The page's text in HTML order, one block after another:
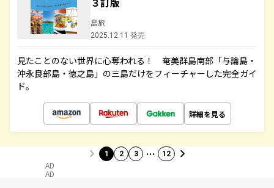
島旅
2025.12.11 発売
見たことのない世界に心奪われる！ 奄美群島南部「与論島・
沖永良部島・徳之島」の三島だけをフィーチャーした完全ガイ
ド。
詳細を見る
1 2 3 … 12
AD
AD